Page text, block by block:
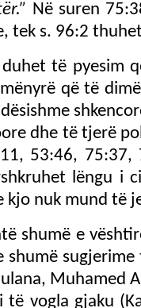
Në suren
tek s. 96:2
duhet të pyesim
që të
dhe të tjerë
53:46, 75:37,
lëngu i
kjo nuk mund të
shumë e
shumë
Muhamed
të vogla gjaku